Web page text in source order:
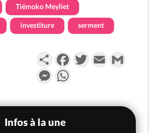
Tiémoko Meyliet
investiture serment
PartagerFacebookTwitterEmail
Messenger
Infos à la une